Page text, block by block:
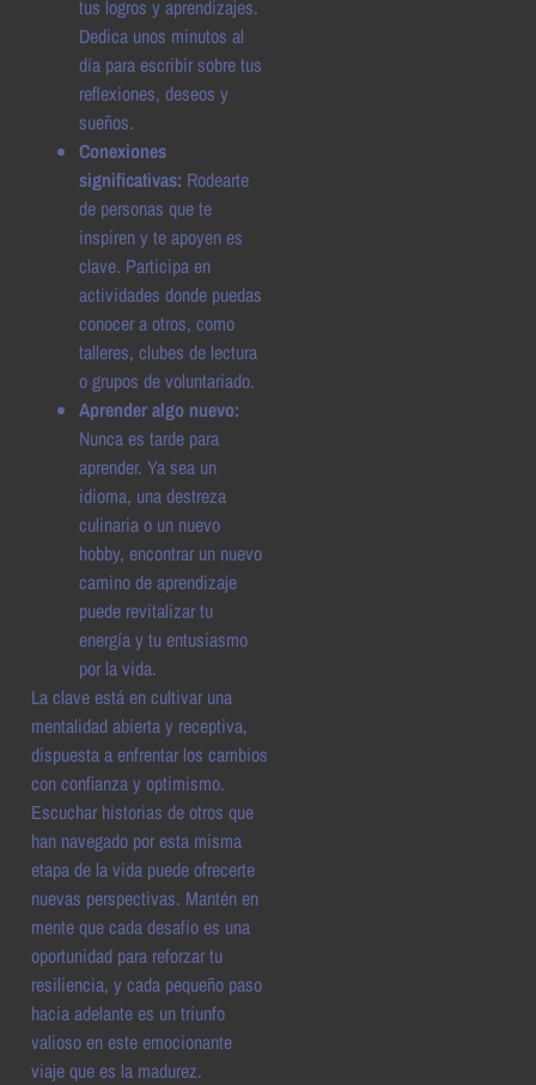
tus logros y aprendizajes.
Dedica unos minutos al
día para escribir sobre tus
reflexiones, deseos y
sueños.
Conexiones
significativas: Rodearte
de personas que te
inspiren y te apoyen es
clave. Participa en
actividades donde puedas
conocer a otros, como
talleres, clubes de lectura
o grupos de voluntariado.
Aprender algo nuevo:
Nunca es tarde para
aprender. Ya sea un
idioma, una destreza
culinaria o un nuevo
hobby, encontrar un nuevo
camino de aprendizaje
puede revitalizar tu
energía y tu entusiasmo
por la vida.
La clave está en cultivar una
mentalidad abierta y receptiva,
dispuesta a enfrentar los cambios
con confianza y optimismo.
Escuchar historias de otros que
han navegado por esta misma
etapa de la vida puede ofrecerte
nuevas perspectivas. Mantén en
mente que cada desafío es una
oportunidad para reforzar tu
resiliencia, y cada pequeño paso
hacia adelante es un triunfo
valioso en este emocionante
viaje que es la madurez.